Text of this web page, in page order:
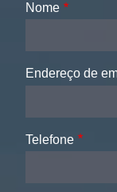
Nome
Endereço de
Telefone